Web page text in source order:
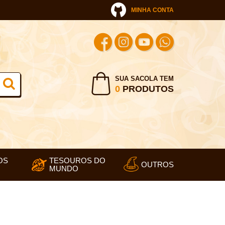
MINHA CONTA
SUA SACOLA TEM
0PRODUTOS
TESOUROS DO
MUNDO
OUTROS